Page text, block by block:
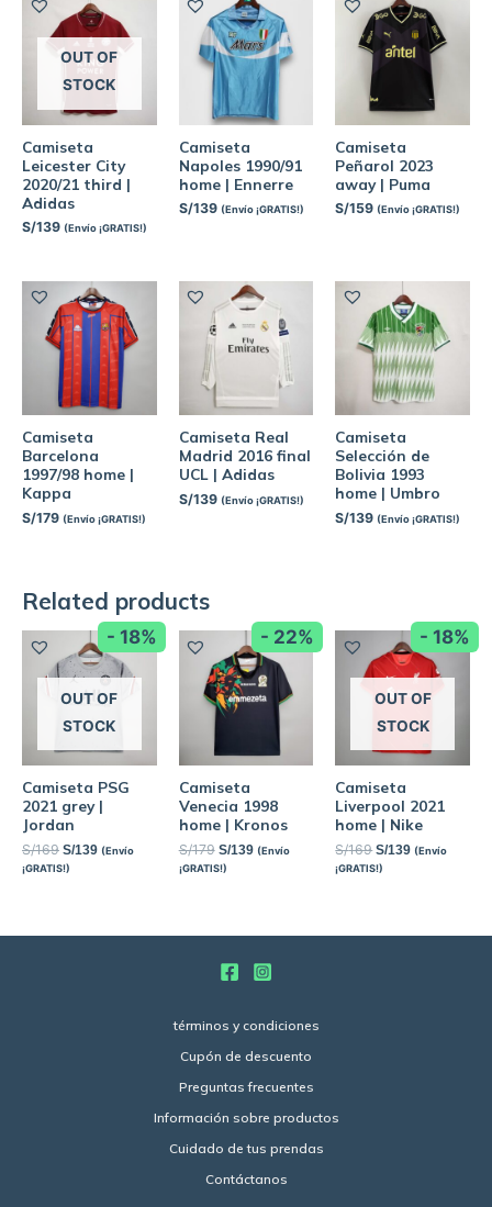
OUT OF
STOCK
Camiseta
Leicester City
2020/21 third |
Adidas
S/139 (Envío ¡GRATIS!)
Camiseta
Napoles 1990/91
home | Ennerre
S/139 (Envío ¡GRATIS!)
Camiseta
Peñarol 2023
away | Puma
S/159 (Envío ¡GRATIS!)
Camiseta
Barcelona
1997/98 home |
Kappa
S/179 (Envío ¡GRATIS!)
Camiseta Real
Madrid 2016 final
UCL | Adidas
S/139 (Envío ¡GRATIS!)
Camiseta
Selección de
Bolivia 1993
home | Umbro
S/139 (Envío ¡GRATIS!)
Related products
- 18%
OUT OF
STOCK
Camiseta PSG
2021 grey |
Jordan
S/169 S/139 (Envío
¡GRATIS!)
- 22%
Camiseta
Venecia 1998
home | Kronos
S/179 S/139 (Envío
¡GRATIS!)
- 18%
OUT OF
STOCK
Camiseta
Liverpool 2021
home | Nike
S/169 S/139 (Envío
¡GRATIS!)
términos y condiciones
Cupón de descuento
Preguntas frecuentes
Información sobre productos
Cuidado de tus prendas
Contáctanos